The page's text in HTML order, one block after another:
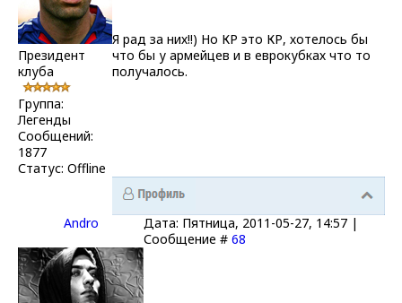
Президент
клуба
Группа:
Легенды
Сообщений:
1877
Статус: Offline
Я рад за них!!) Но КР это КР, хотелось бы
что бы у армейцев и в еврокубках что то
получалось.
Andro
Дата: Пятница, 2011-05-27, 14:57 |
Сообщение # 68